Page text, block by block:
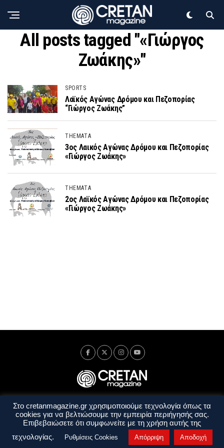
All posts tagged "«Γιώργος
Ζωάκης»"
SPORTS
Λαϊκός Αγώνας Δρόμου και Πεζοπορίας
“Γιώργος Ζωάκης”
THEMATA
3ος Λαικός Αγώνας Δρόμου και Πεζοπορίας
«Γιώργος Ζωάκης»
THEMATA
2ος Λαϊκός Αγώνας Δρόμου και Πεζοπορίας
«Γιώργος Ζωάκης»
Ταυτότητα Πολιτική Απορρήτου
Όροι Χρήσης
Όροι και Προϋποθέσεις
Στο cretanmagazine.gr χρησιμοποιούμε τεχνολογία όπως τα
cookies για να βελτιώσουμε την εμπειρία περιήγησής σας.
Επιβεβαιώσετε ότι συμφωνείτε με τη χρήση αυτής της
τεχνολογίας.
Ρυθμίσεις Cookies Απόρριψη Αποδοχή